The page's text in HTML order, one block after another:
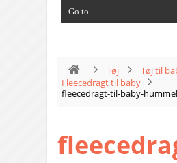
Tøj
Tøj til
Fleecedragt til baby
fleecedragt-til-baby-